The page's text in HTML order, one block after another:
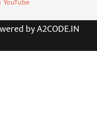
YouTube
by A2CODE.IN